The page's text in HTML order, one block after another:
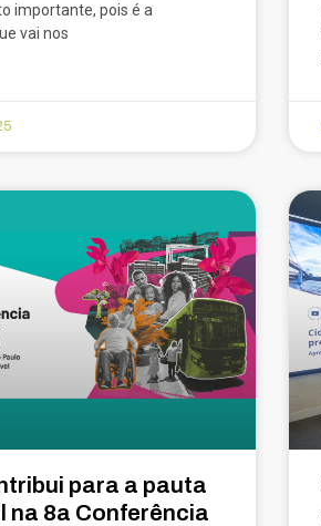
importante, pois é a
vai nos
para a pauta
na 8a Conferência